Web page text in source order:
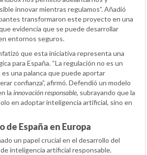
innovar mientras regulamos”. Añadió
transformaron este proyecto en una
evidencia que se puede desarrollar
entornos seguros.
que esta iniciativa representa una
para España. “La regulación no es un
una palanca que puede aportar
confianza”, afirmó. Defendió un modelo
la innovación responsable, subrayando que la
en adoptar inteligencia artificial, sino en
de España en Europa
un papel crucial en el desarrollo del
inteligencia artificial responsable.